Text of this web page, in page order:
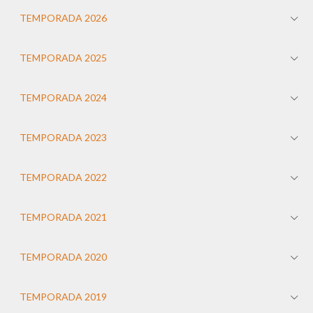
TEMPORADA 2026
TEMPORADA 2025
TEMPORADA 2024
TEMPORADA 2023
TEMPORADA 2022
TEMPORADA 2021
TEMPORADA 2020
TEMPORADA 2019